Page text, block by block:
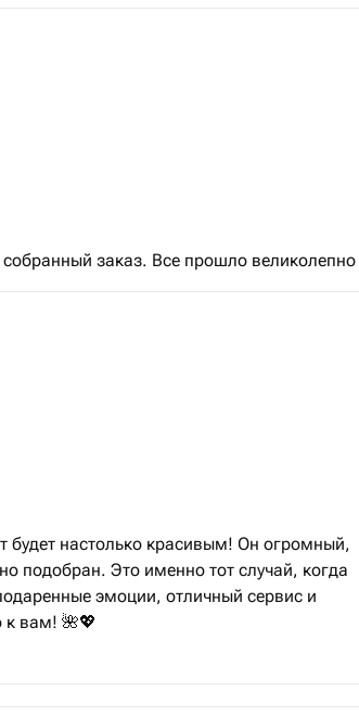
заказ. Все прошло великолепно
будет настолько красивым! Он огромный,
подобран. Это именно тот случай, когда
эмоции, отличный сервис и
к вам! 🌺💖